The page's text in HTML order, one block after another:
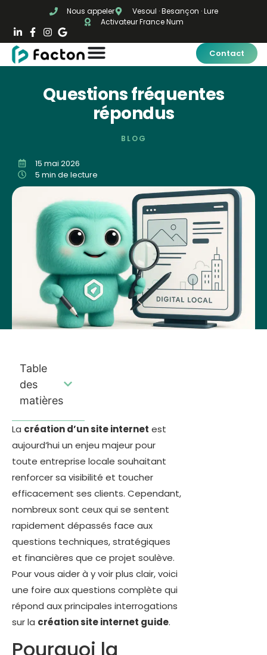
Nous appeler
Vesoul · Besançon · Lure
Activateur France Num
Contact
Questions fréquentes
répondus
BLOG
15 mai 2026
5 min de lecture
La création d’un site internet est
aujourd’hui un enjeu majeur pour
toute entreprise locale souhaitant
renforcer sa visibilité et toucher
efficacement ses clients. Cependant,
nombreux sont ceux qui se sentent
rapidement dépassés face aux
questions techniques, stratégiques
et financières que ce projet soulève.
Pour vous aider à y voir plus clair, voici
une foire aux questions complète qui
répond aux principales interrogations
sur la création site internet guide.
Pourquoi la
Table
des
matières